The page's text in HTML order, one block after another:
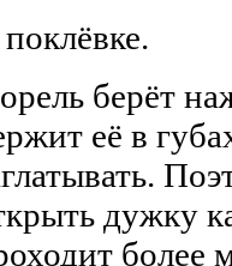
берёт
её в
дужку
более